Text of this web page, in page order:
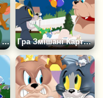
Гра Том і Джеррі: Сирна Вежа Гра Змішані Картинки